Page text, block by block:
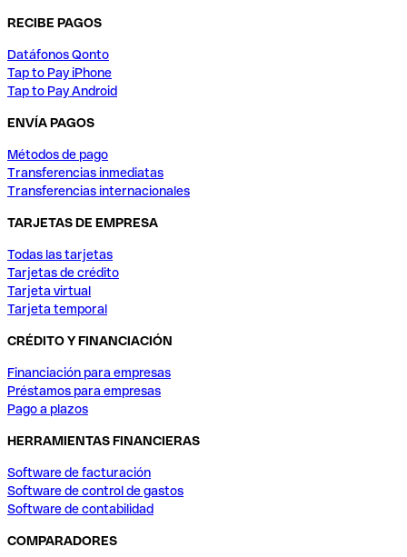
RECIBE PAGOS
Datáfonos Qonto
Tap to Pay iPhone
Tap to Pay Android
ENVÍA PAGOS
Métodos de pago
Transferencias inmediatas
Transferencias internacionales
TARJETAS DE EMPRESA
Todas las tarjetas
Tarjetas de crédito
Tarjeta virtual
Tarjeta temporal
CRÉDITO Y FINANCIACIÓN
Financiación para empresas
Préstamos para empresas
Pago a plazos
HERRAMIENTAS FINANCIERAS
Software de facturación
Software de control de gastos
Software de contabilidad
COMPARADORES